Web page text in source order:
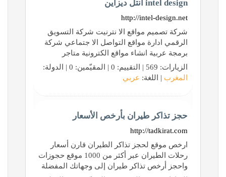
intel design انتل ديزاين
http://intel-design.net
شركة تصميم مواقع الا نترنيت شركة التسويق
الرقمي ادارة مواقع التواصل الا جتماعي شركة
برمجة عربية انشاء مواقع الكترونية متاجر
الزيارات: 569 | التقييم: 0 | المقيّمين: 0 | الدولة:
المغرب | اللغة: عربي
حجز تذاكر طيران بأرخص الأسعار
http://tadkirat.com
ارخص موقع لحجز تذاكر الطيران قارن أسعار
رحلات الطيران عبر أكثر من 1000 موقع حجوزات
واحجز أرخص تذاكر طيران إلى وجهاتك المفضلة